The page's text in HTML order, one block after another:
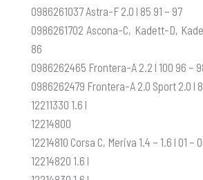
0986261037 Astra-F 2.0 l 85 91 – 97
0986261702 Ascona-C, Kadett-D,
86
0986262465 Frontera-A 2.2 l 100 96 –
0986262479 Frontera-A 2.0 Sport 2.0 l
12211330 1.6 l
12214800
12214810 Corsa C, Meriva 1.4 – 1.6 l 01 –
12214820 1.6 l